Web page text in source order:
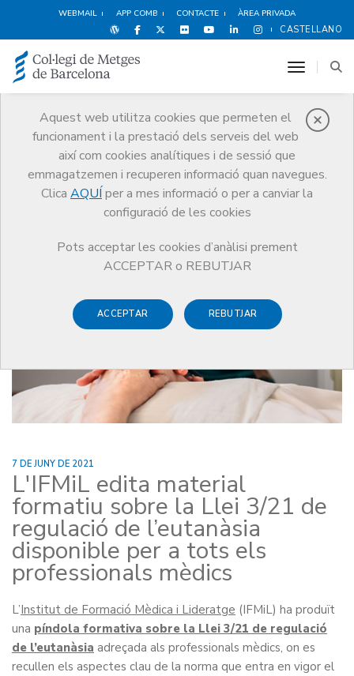
WEBMAIL APP COMB CONTACTE ÀREA PRIVADA
CASTELLANO
Aquest web utilitza cookies que permeten el
funcionament i la prestació dels serveis del web
així com cookies analítiques i de sessió que
emmagatzemen i recuperen informació quan navegues.
Clica AQUÍ per a mes informació o per a canviar la
configuració de les cookies
Pots acceptar les cookies d’anàlisi prement
ACCEPTAR o REBUTJAR
ACCEPTAR REBUTJAR
toggle
Notícies
Comunicació
Notícies
L'IFMiL edita material formatiu sobre la Llei 3/21 de regulació de
l’eutanàsia disponible per a tots els professionals mèdics
7 DE JUNY DE 2021
L'IFMiL edita material
formatiu sobre la Llei 3/21 de
regulació de l’eutanàsia
disponible per a tots els
professionals mèdics
L’Institut de Formació Mèdica i Lideratge (IFMiL) ha produït
una píndola formativa sobre la Llei 3/21 de regulació
de l’eutanàsia adreçada als professionals mèdics, on es
recullen els aspectes clau de la norma que entra en vigor el